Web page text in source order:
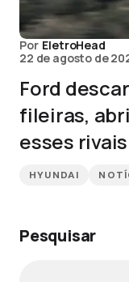
Por EletroHead
22 de agosto de
Ford
fileiras,
esses rivais
HYUNDAI
Pesquisar